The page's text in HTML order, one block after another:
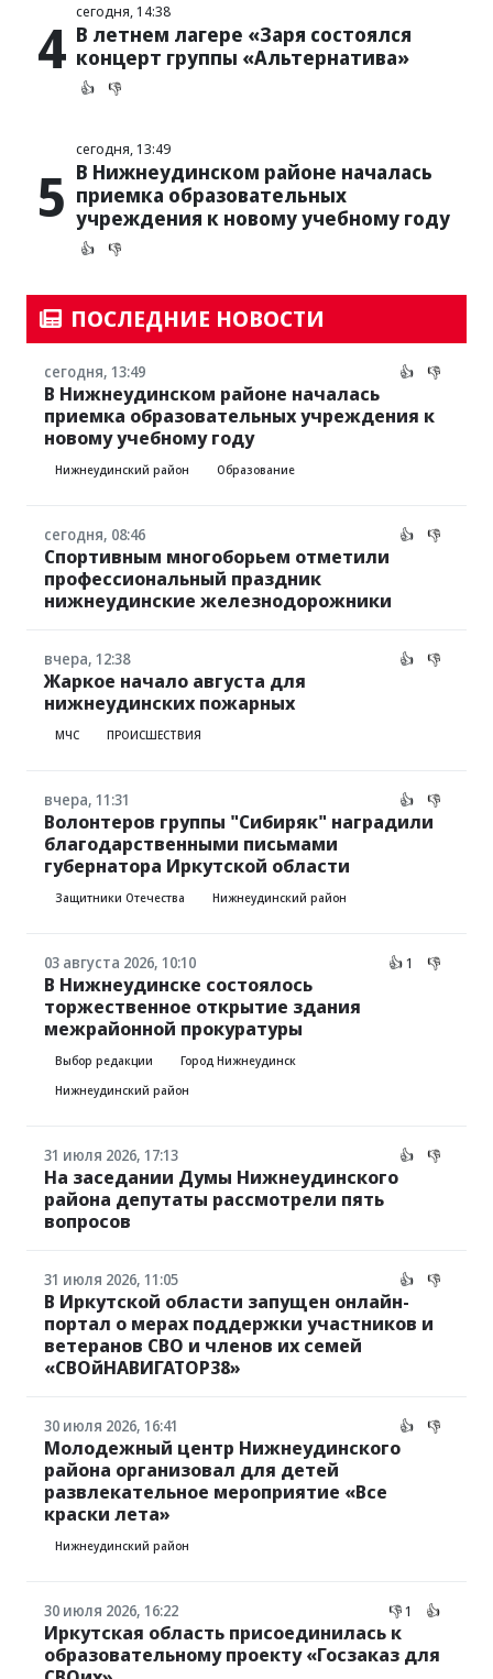
4
сегодня, 14:38
В летнем лагере «Заря состоялся
концерт группы «Альтернатива»
👍 👎
5
сегодня, 13:49
В Нижнеудинском районе началась
приемка образовательных
учреждения к новому учебному году
👍 👎
ПОСЛЕДНИЕ НОВОСТИ
сегодня, 13:49 👍 👎
В Нижнеудинском районе началась
приемка образовательных учреждения к
новому учебному году
Нижнеудинский район Образование
сегодня, 08:46 👍 👎
Спортивным многоборьем отметили
профессиональный праздник
нижнеудинские железнодорожники
вчера, 12:38 👍 👎
Жаркое начало августа для
нижнеудинских пожарных
МЧС ПРОИСШЕСТВИЯ
вчера, 11:31 👍 👎
Волонтеров группы "Сибиряк" наградили
благодарственными письмами
губернатора Иркутской области
Защитники Отечества Нижнеудинский район
03 августа 2026, 10:10 👍 1 👎
В Нижнеудинске состоялось
торжественное открытие здания
межрайонной прокуратуры
Выбор редакции
Город Нижнеудинск
Нижнеудинский район
31 июля 2026, 17:13 👍 👎
На заседании Думы Нижнеудинского
района депутаты рассмотрели пять
вопросов
31 июля 2026, 11:05 👍 👎
В Иркутской области запущен онлайн-
портал о мерах поддержки участников и
ветеранов СВО и членов их семей
«СВОйНАВИГАТОР38»
30 июля 2026, 16:41 👍 👎
Молодежный центр Нижнеудинского
района организовал для детей
развлекательное мероприятие «Все
краски лета»
Нижнеудинский район
30 июля 2026, 16:22 👎 1 👍
Иркутская область присоединилась к
образовательному проекту «Госзаказ для